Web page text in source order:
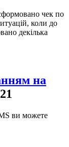
чек по
коли до
декілька
на
ви можете